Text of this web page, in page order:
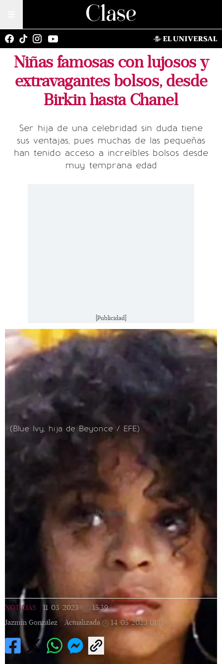
Niñas famosas con lujosos y
extravagantes bolsos, desde
Birkin hasta Chanel
Ser hija de una celebridad sin duda tiene
sus ventajas, pues muchas de las pequeñas
han tenido acceso a increíbles bolsos desde
muy temprana edad
[Publicidad]
(Blue Ivy, hija de Beyonce / EFE)
[Publicidad]
NOTICIAS 11/03/2023 15:39 |
Jazmín González |
Actualizada 14/05/2023 01:13